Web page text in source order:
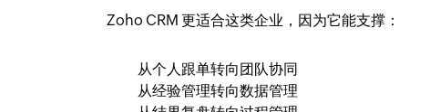
Zoho CRM 更适合这类企业，因为它能支撑：
从个人跟单转向团队协同
从经验管理转向数据管理